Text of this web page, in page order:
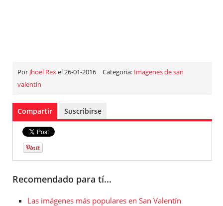
Por Jhoel Rexel 26-01-2016 Categoria: Imagenes de san
valentin
Compartir Suscribirse
Recomendado para tí...
Las imágenes más populares en San Valentín